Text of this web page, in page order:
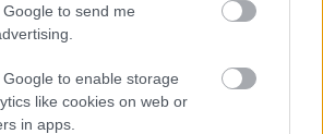
to send me
to enable storage
like cookies on web or
in apps.